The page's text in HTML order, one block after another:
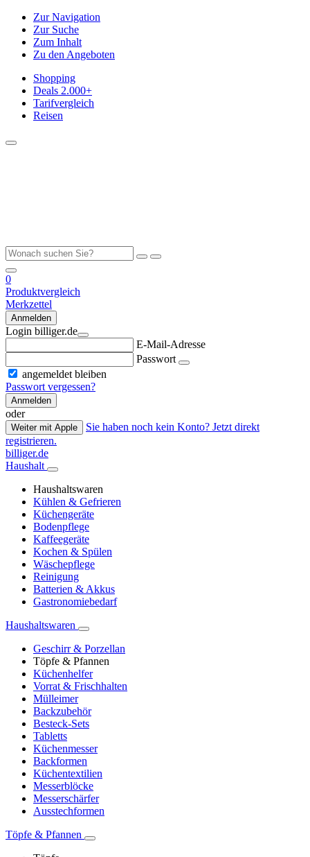
Zur Navigation
Zur Suche
Zum Inhalt
Zu den Angeboten
Shopping
Deals 2.000+
Tarifvergleich
Reisen
0
Produktvergleich
Merkzettel
Anmelden
Login billiger.de
E-Mail-Adresse
Passwort
angemeldet bleiben
Passwort vergessen?
Anmelden
oder
Weiter mit Apple
Sie haben noch kein Konto? Jetzt direkt
registrieren.
billiger.de
Haushalt
Haushaltswaren
Kühlen & Gefrieren
Küchengeräte
Bodenpflege
Kaffeegeräte
Kochen & Spülen
Wäschepflege
Reinigung
Batterien & Akkus
Gastronomiebedarf
Haushaltswaren
Geschirr & Porzellan
Töpfe & Pfannen
Küchenhelfer
Vorrat & Frischhalten
Mülleimer
Backzubehör
Besteck-Sets
Tabletts
Küchenmesser
Backformen
Küchentextilien
Messerblöcke
Messerschärfer
Ausstechformen
Töpfe & Pfannen